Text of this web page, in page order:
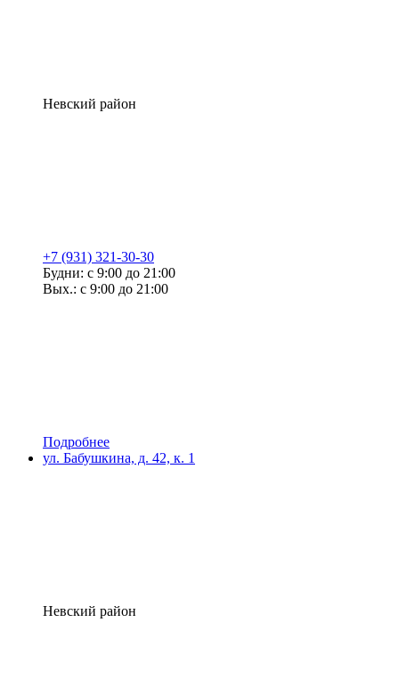
Невский район
+7 (931) 321-30-30
Будни: с 9:00 до 21:00
Вых.: с 9:00 до 21:00
Подробнее
ул. Бабушкина, д. 42, к. 1
Невский район